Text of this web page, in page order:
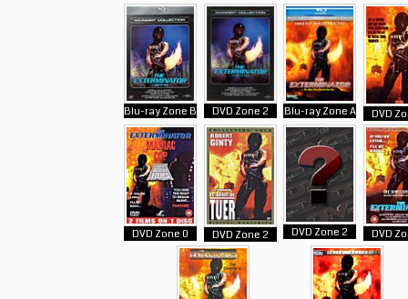
Blu-ray Zone B DVD Zone 2 Blu-ray Zone A DVD
DVD Zone 0 DVD Zone 2 DVD Zone 2 DVD